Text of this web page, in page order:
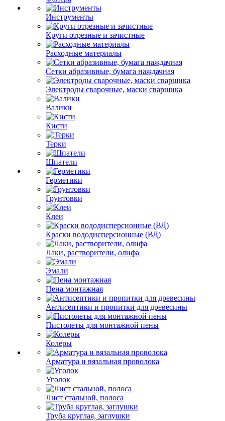
Инструменты
Круги отрезные и зачистные
Расходные материалы
Сетки абразивные, бумага наждачная
Электроды сварочные, маски сварщика
Валики
Кисти
Терки
Шпатели
Герметики
Грунтовки
Клеи
Краски вододисперсионные (ВД)
Лаки, растворители, олифа
Эмали
Пена монтажная
Антисептики и пропитки для древесины
Пистолеты для монтажной пены
Колеры
Арматура и вязальная проволока
Уголок
Лист стальной, полоса
Труба круглая, заглушки